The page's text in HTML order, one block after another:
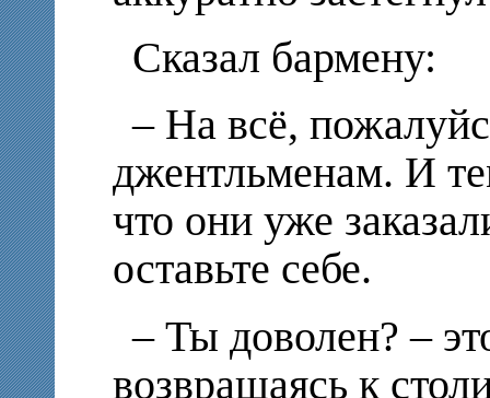
Сказал бармену:
– На всё,
джентльменам. И
что они уже
оставьте себе.
– Ты доволен? –
возвращаясь к